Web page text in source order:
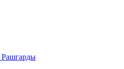
Рашгарды